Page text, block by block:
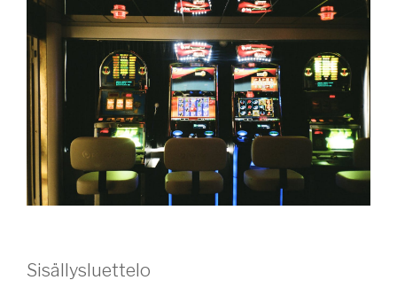
Sisällysluettelo